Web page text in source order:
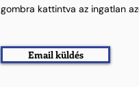
gombra kattintva az ingatlan
Email küldés